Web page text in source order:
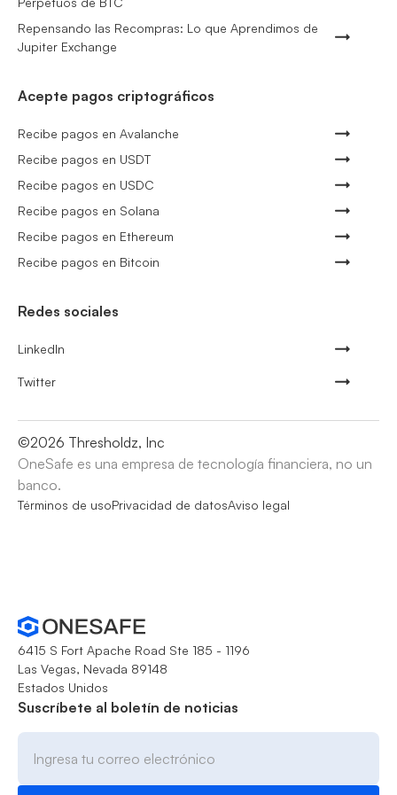
Repensando las Recompras: Lo que Aprendimos de
Jupiter Exchange
Acepte pagos criptográficos
Recibe pagos en Avalanche
Recibe pagos en USDT
Recibe pagos en USDC
Recibe pagos en Solana
Recibe pagos en Ethereum
Recibe pagos en Bitcoin
Redes sociales
LinkedIn
Twitter
©2026 Thresholdz, Inc
OneSafe es una empresa de tecnología financiera, no un
banco.
Términos de usoPrivacidad de datosAviso legal
6415 S Fort Apache Road Ste 185 - 1196
Las Vegas, Nevada 89148
Estados Unidos
Suscríbete al boletín de noticias